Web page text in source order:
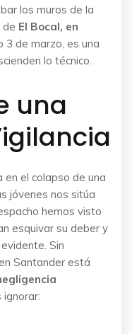
los muros de la
de El Bocal, en
3 de marzo, es una
lo técnico.
una
en el colapso de una
jóvenes nos sitúa
hemos visto
esquivar su deber y
Sin
Santander está